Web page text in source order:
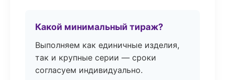
Какой минимальный тираж?
Выполняем как единичные изделия,
так и крупные серии — сроки
согласуем индивидуально.